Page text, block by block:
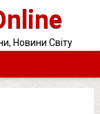
Новини Світу